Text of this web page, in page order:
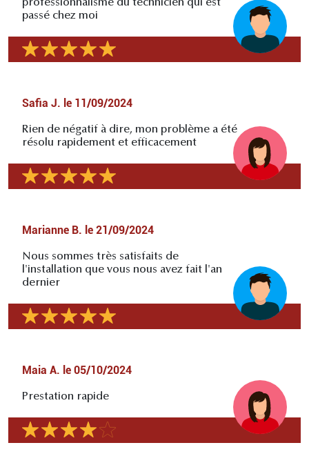
professionnalisme du technicien qui est
passé chez moi
Safia J. le 11/09/2024
Rien de négatif à dire, mon problème a été
résolu rapidement et efficacement
Marianne B. le 21/09/2024
Nous sommes très satisfaits de
l'installation que vous nous avez fait l'an
dernier
Maia A. le 05/10/2024
Prestation rapide